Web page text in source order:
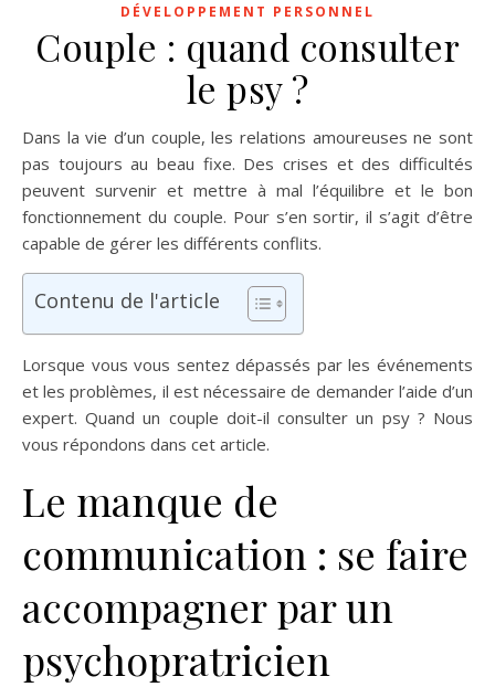
DÉVELOPPEMENT PERSONNEL
Couple : quand consulter
le psy ?
Dans la vie d’un couple, les relations amoureuses ne sont
pas toujours au beau fixe. Des crises et des difficultés
peuvent survenir et mettre à mal l’équilibre et le bon
fonctionnement du couple. Pour s’en sortir, il s’agit d’être
capable de gérer les différents conflits.
Contenu de l'article
Lorsque vous vous sentez dépassés par les événements
et les problèmes, il est nécessaire de demander l’aide d’un
expert. Quand un couple doit-il consulter un psy ? Nous
vous répondons dans cet article.
Le manque de
communication : se faire
accompagner par un
psychopratricien